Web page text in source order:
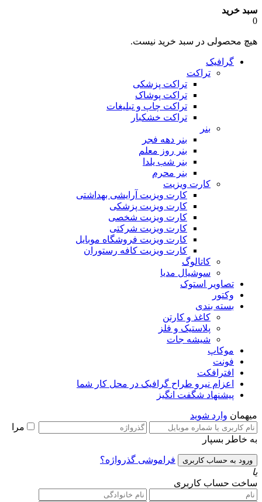
سبد خرید
0
هیچ محصولی در سبد خرید نیست.
گرافیک
تراکت
تراکت پزشکی
تراکت پوشاک
تراکت چاپ و تبلیغات
تراکت خشکبار
بنر
بنر دهه فجر
بنر روز معلم
بنر شب یلدا
بنر محرم
کارت ویزیت
کارت ویزیت آرایشی بهداشتی
کارت ویزیت پزشکی
کارت ویزیت شخصی
کارت ویزیت شرکتی
کارت ویزیت فروشگاه موبایل
کارت ویزیت کافه رستوران
کاتالوگ
سوشیال مدیا
تصاویر استوک
وکتور
بسته بندی
کاغذ و کارتن
پلاستیک و فلز
شیشه جات
موکاپ
فونت
افترافکت
اعزام نیرو طراح گرافیک در محل کار شما
پیشنهاد شگفت انگیز
میهمان وارد شوید
مرا
به خاطر بسپار
فراموشی گذرواژه؟
یا
ساخت حساب کاربری